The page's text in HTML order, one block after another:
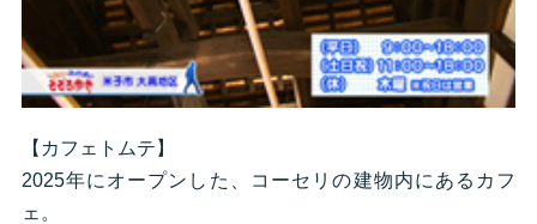
【カフェトムテ】
2025年にオープンした、コーセリの建物内にあるカフ
ェ。